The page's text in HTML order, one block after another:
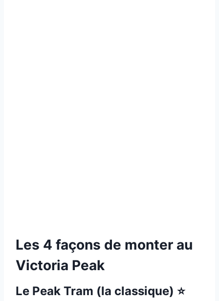
Les 4 façons de monter au
Victoria Peak
Le Peak Tram (la classique) ⭐